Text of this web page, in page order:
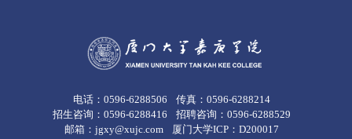
电话：0596-6288506
传真：0596-6288214
招生咨询：0596-6288416
招聘咨询：0596-6288529
邮箱：jgxy@xujc.com
厦门大学ICP：D200017